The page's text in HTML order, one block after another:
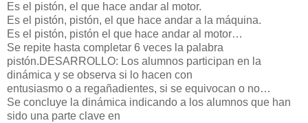
Es el pistón, el que hace andar al motor.
Es el pistón, pistón, el que hace andar a la máquina.
Es el pistón, pistón el que hace andar al motor…
Se repite hasta completar 6 veces la palabra
pistón.DESARROLLO: Los alumnos participan en la
dinámica y se observa si lo hacen con
entusiasmo o a regañadientes, si se equivocan o no…
Se concluye la dinámica indicando a los alumnos que han
sido una parte clave en